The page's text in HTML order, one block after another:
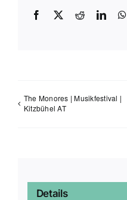
Facebook
X Reddit
The Monores | Musikfestival |
Kitzbühel AT
Details